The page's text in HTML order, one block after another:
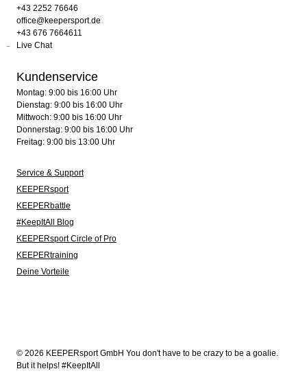
+43 2252 76646
office@keepersport.de
+43 676 7664611
Live Chat
Kundenservice
Montag: 9:00 bis 16:00 Uhr
Dienstag: 9:00 bis 16:00 Uhr
Mittwoch: 9:00 bis 16:00 Uhr
Donnerstag: 9:00 bis 16:00 Uhr
Freitag: 9:00 bis 13:00 Uhr
Service & Support
KEEPERsport
KEEPERbattle
#KeepItAll Blog
KEEPERsport Circle of Pro
KEEPERtraining
Deine Vorteile
© 2026 KEEPERsport GmbH You don't have to be crazy to be a goalie.
But it helps! #KeepItAll